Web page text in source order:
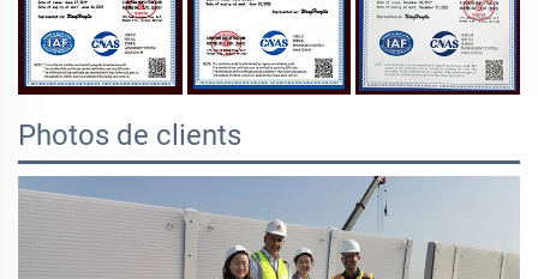
Photos de clients